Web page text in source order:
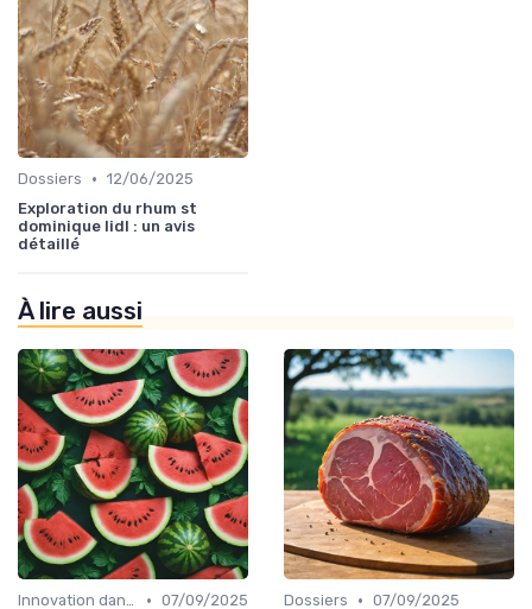
Dossiers • 12/06/2025
Exploration du rhum st
dominique lidl : un avis
détaillé
À lire aussi
Innovation dans la food • 07/09/2025
Dossiers • 07/09/2025